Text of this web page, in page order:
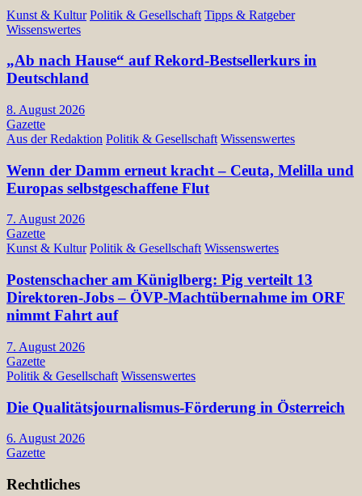
Kunst & Kultur Politik & Gesellschaft Tipps & Ratgeber
Wissenswertes
„Ab nach Hause“ auf Rekord-Bestsellerkurs in
Deutschland
8. August 2026
Gazette
Aus der Redaktion Politik & Gesellschaft Wissenswertes
Wenn der Damm erneut kracht – Ceuta, Melilla und
Europas selbstgeschaffene Flut
7. August 2026
Gazette
Kunst & Kultur Politik & Gesellschaft Wissenswertes
Postenschacher am Küniglberg: Pig verteilt 13
Direktoren-Jobs – ÖVP-Machtübernahme im ORF
nimmt Fahrt auf
7. August 2026
Gazette
Politik & Gesellschaft Wissenswertes
Die Qualitätsjournalismus-Förderung in Österreich
6. August 2026
Gazette
Rechtliches